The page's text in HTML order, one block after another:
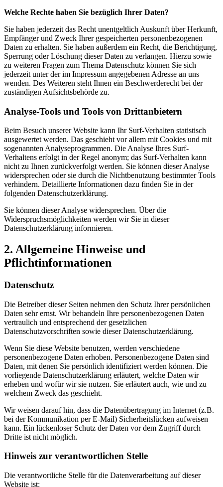
Welche Rechte haben Sie bezüglich Ihrer Daten?
Sie haben jederzeit das Recht unentgeltlich Auskunft über Herkunft,
Empfänger und Zweck Ihrer gespeicherten personenbezogenen
Daten zu erhalten. Sie haben außerdem ein Recht, die Berichtigung,
Sperrung oder Löschung dieser Daten zu verlangen. Hierzu sowie
zu weiteren Fragen zum Thema Datenschutz können Sie sich
jederzeit unter der im Impressum angegebenen Adresse an uns
wenden. Des Weiteren steht Ihnen ein Beschwerderecht bei der
zuständigen Aufsichtsbehörde zu.
Analyse-Tools und Tools von Drittanbietern
Beim Besuch unserer Website kann Ihr Surf-Verhalten statistisch
ausgewertet werden. Das geschieht vor allem mit Cookies und mit
sogenannten Analyseprogrammen. Die Analyse Ihres Surf-
Verhaltens erfolgt in der Regel anonym; das Surf-Verhalten kann
nicht zu Ihnen zurückverfolgt werden. Sie können dieser Analyse
widersprechen oder sie durch die Nichtbenutzung bestimmter Tools
verhindern. Detaillierte Informationen dazu finden Sie in der
folgenden Datenschutzerklärung.
Sie können dieser Analyse widersprechen. Über die
Widerspruchsmöglichkeiten werden wir Sie in dieser
Datenschutzerklärung informieren.
2. Allgemeine Hinweise und
Pflichtinformationen
Datenschutz
Die Betreiber dieser Seiten nehmen den Schutz Ihrer persönlichen
Daten sehr ernst. Wir behandeln Ihre personenbezogenen Daten
vertraulich und entsprechend der gesetzlichen
Datenschutzvorschriften sowie dieser Datenschutzerklärung.
Wenn Sie diese Website benutzen, werden verschiedene
personenbezogene Daten erhoben. Personenbezogene Daten sind
Daten, mit denen Sie persönlich identifiziert werden können. Die
vorliegende Datenschutzerklärung erläutert, welche Daten wir
erheben und wofür wir sie nutzen. Sie erläutert auch, wie und zu
welchem Zweck das geschieht.
Wir weisen darauf hin, dass die Datenübertragung im Internet (z.B.
bei der Kommunikation per E-Mail) Sicherheitslücken aufweisen
kann. Ein lückenloser Schutz der Daten vor dem Zugriff durch
Dritte ist nicht möglich.
Hinweis zur verantwortlichen Stelle
Die verantwortliche Stelle für die Datenverarbeitung auf dieser
Website ist: